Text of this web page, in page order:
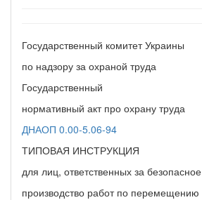
Государственный комитет Украины
по надзору за охраной труда
Государственный
нормативный акт про охрану труда
ДНАОП 0.00-5.06-94
ТИПОВАЯ ИНСТРУКЦИЯ
для лиц, ответственных за безопасное
производство работ по перемещению